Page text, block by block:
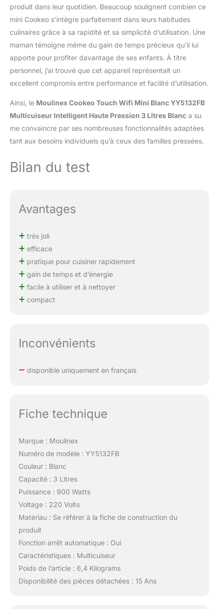
produit dans leur quotidien. Beaucoup soulignent combien ce
mini Cookeo s’intègre parfaitement dans leurs habitudes
culinaires grâce à sa rapidité et sa simplicité d’utilisation. Une
maman témoigne même du gain de temps précieux qu’il lui
apporte pour profiter davantage de ses enfants. À titre
personnel, j’ai trouvé que cet appareil représentait un
excellent compromis entre performance et facilité d’utilisation.
Ainsi, le Moulinex Cookeo Touch Wifi Mini Blanc YY5132FB
Multicuiseur Intelligent Haute Pression 3 Litres Blanc a su
me convaincre par ses nombreuses fonctionnalités adaptées
tant aux besoins individuels qu’à ceux des familles pressées.
Bilan du test
Avantages
très joli
efficace
pratique pour cuisiner rapidement
gain de temps et d’énergie
facile à utiliser et à nettoyer
compact
Inconvénients
disponible uniquement en français
Fiche technique
Marque : Moulinex
Numéro de modèle : YY5132FB
Couleur : Blanc
Capacité : 3 Litres
Puissance : 900 Watts
Voltage : 220 Volts
Matériau : Se référer à la fiche de construction du
produit
Fonction arrêt automatique : Oui
Caractéristiques : Multicuiseur
Poids de l’article : 6,4 Kilograms
Disponibilité des pièces détachées : 15 Ans